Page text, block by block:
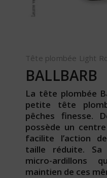
Tête plombée Light
BALLBARB
La tête plombée
petite tête
pêches finesse.
possède un
facilite l’action
taille réduite. Sa
micro-ardillons
maintien de ces